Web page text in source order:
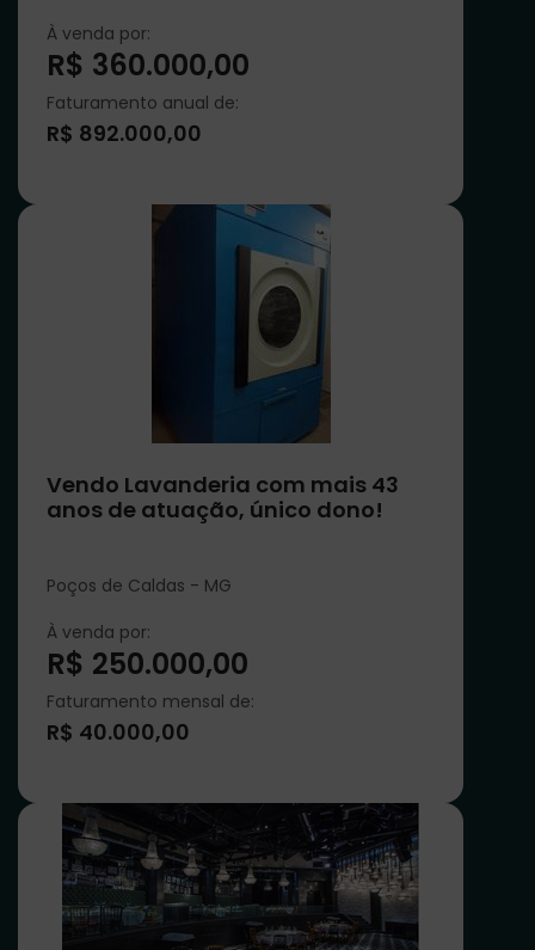
À venda por:
R$ 360.000,00
Faturamento anual de:
R$ 892.000,00
Vendo Lavanderia com mais 43
anos de atuação, único dono!
Poços de Caldas - MG
À venda por:
R$ 250.000,00
Faturamento mensal de:
R$ 40.000,00